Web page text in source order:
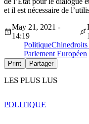
et il est nécessaire de
May 21, 2021 -
14:19
PolitiqueChine
Parlement Européen
Print Partager
LES PLUS LUS
POLITIQUE